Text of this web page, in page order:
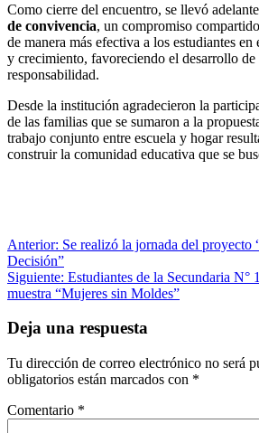
Como cierre del encuentro, se llevó
de convivencia, un compromiso
de manera más efectiva a los estudiantes en
y crecimiento, favoreciendo el desarrollo
responsabilidad.
Desde la institución agradecieron la
de las familias que se sumaron a la
trabajo conjunto entre escuela y hogar
construir la comunidad educativa que se
Navegación
de
entradas
Anterior: Se realizó la jornada del proyecto
Decisión”
Siguiente: Estudiantes de la Secundaria N°
muestra “Mujeres sin Moldes”
Deja una respuesta
Tu dirección de correo electrónico no será
obligatorios están marcados con *
Comentario *